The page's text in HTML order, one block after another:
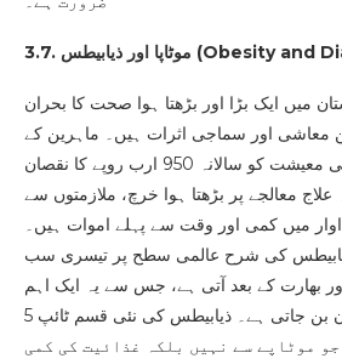
3.7. موٹاپا اور ذیابیطس (Obesity and
میں ایک بڑا اور بڑھتا ہوا صحت کا بحران
معاشی اور سماجی اثرات ہیں۔ ماہرین کے
مطابق، موٹاپے سے ملکی معیشت کو سالانہ 950 ارب روپے کا نقصان
معالجے پر بڑھتا ہوا خرچ، ملازمتوں سے
میں کمی اور وقت سے پہلے اموات ہیں۔
میں ٹائپ 2 ذیابیطس کی شرح عالمی سطح پر تیسری سب
بھارت کے بعد آتی ہے، جس سے یہ ایک اہم
عوامی صحت کا بحران بن جاتی ہے۔ ذیابیطس کی نئی قسم ٹائپ 5
موٹاپے سے نہیں بلکہ غذائیت کی کمی